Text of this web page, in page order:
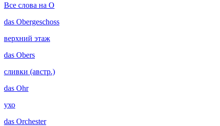
Все слова на O
das Obergeschoss
верхний этаж
das Obers
сливки (австр.)
das Ohr
ухо
das Orchester